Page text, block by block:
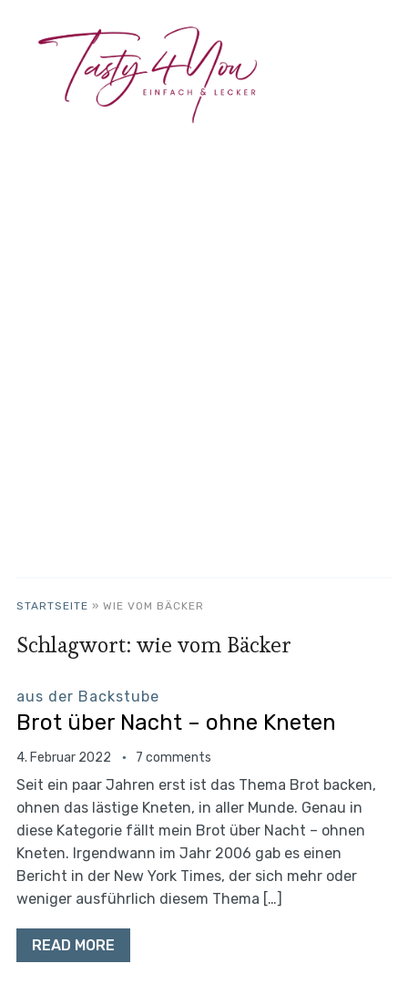
STARTSEITE » WIE VOM BÄCKER
Schlagwort: wie vom Bäcker
aus der Backstube
Brot über Nacht – ohne Kneten
4. Februar 2022 7 comments
Seit ein paar Jahren erst ist das Thema Brot backen,
ohnen das lästige Kneten, in aller Munde. Genau in
diese Kategorie fällt mein Brot über Nacht – ohnen
Kneten. Irgendwann im Jahr 2006 gab es einen
Bericht in der New York Times, der sich mehr oder
weniger ausführlich diesem Thema […]
READ MORE